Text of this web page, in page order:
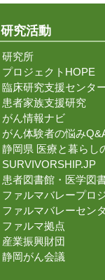
研究活動
研究所
プロジェクトHOPE
臨床研究支援センタ
患者家族支援研究
がん情報ナビ
がん体験者の悩み
静岡県 医療と暮らし
SURVIVORSHIP.JP
患者図書館・医学図
ファルマバレープロ
ファルマバレーセン
ファルマ拠点
産業振興財団
静岡がん会議